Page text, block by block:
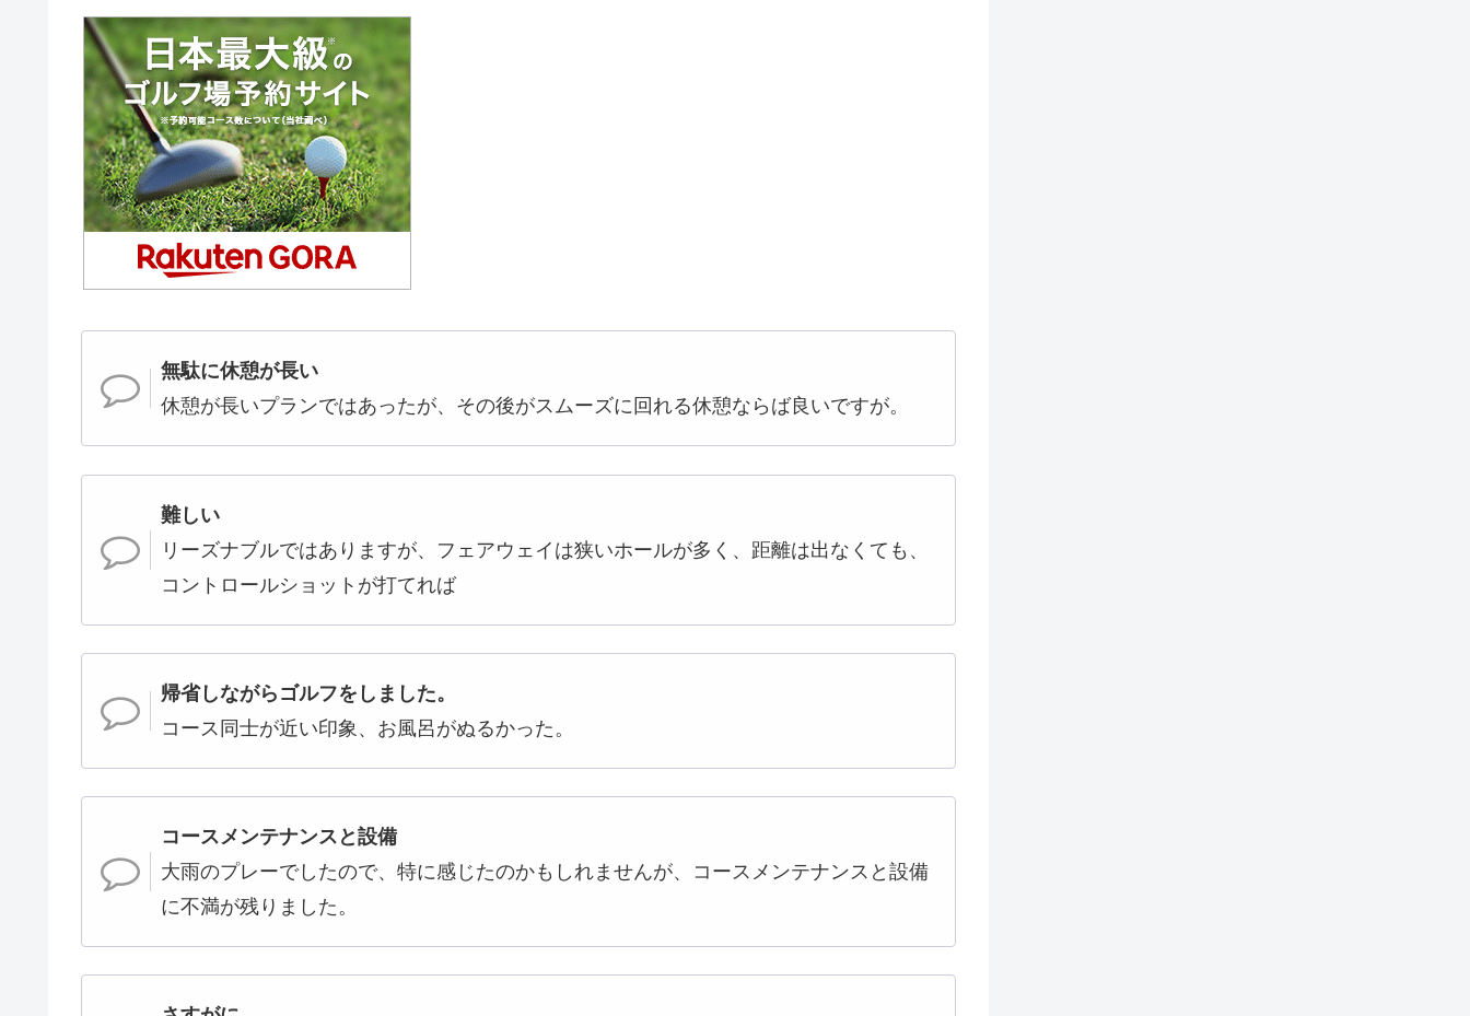
無駄に休憩が長い
休憩が長いプランではあったが、その後がスムーズに回れる休憩ならば良いですが。
難しい
リーズナブルではありますが、フェアウェイは狭いホールが多く、距離は出なくても、
コントロールショットが打てれば
帰省しながらゴルフをしました。
コース同士が近い印象、お風呂がぬるかった。
コースメンテナンスと設備
大雨のプレーでしたので、特に感じたのかもしれませんが、コースメンテナンスと設備
に不満が残りました。